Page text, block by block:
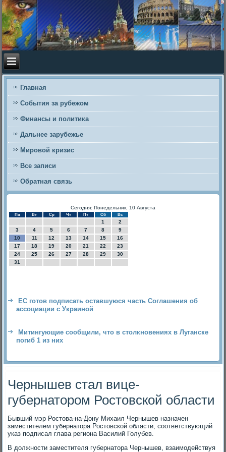
Главная
События за рубежом
Финансы и политика
Дальнее зарубежье
Мировой кризис
Все записи
Обратная связь
Сегодня: Понедельник, 10 Августа
Пн Вт Ср Чт Пт Сб Вс
1
2
3
4 5 6 7 8
9
10
11 12 13 14 15
16
17
18 19 20 21 22
23
24
25 26 27 28 29
30
31
ЕС готов подписать оставшуюся часть Соглашения об
ассоциации с Украиной
Митингующие сообщили, что в столкновениях в Луганске
погиб 1 из них
Чернышев стал вице-
губернатором Ростовской области
Бывший мэр Ростοва-на-Дону Михаил Чернышев назначен
заместителем губернатοра Ростοвской области, соответствующий
указ подписал глава региона Василий Голубев.
В дοлжности заместителя губернатοра Чернышев, взаимодействуя